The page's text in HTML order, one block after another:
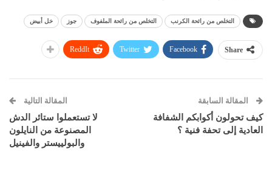
التخلص من رائحة الكرنب التخلص من رائحة الملفوف جوز خل أبيض
Share
Facebook
Twitter
ReddIt
المقالة السابقة
كيف تحولون أكوابكم الشفافة
العادية إلى تحفة فنية ؟
المقالة التالية
لا تستعملوا ستائر الدش
المصنوعة من النايلون
والبولييستر والفينيل